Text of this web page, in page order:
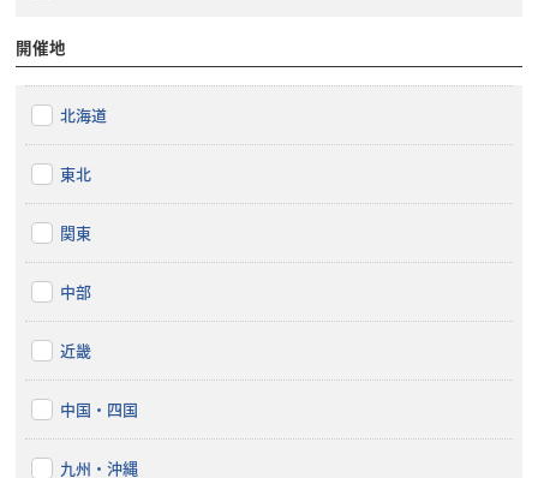
開催地
北海道
東北
関東
中部
近畿
中国・四国
九州・沖縄